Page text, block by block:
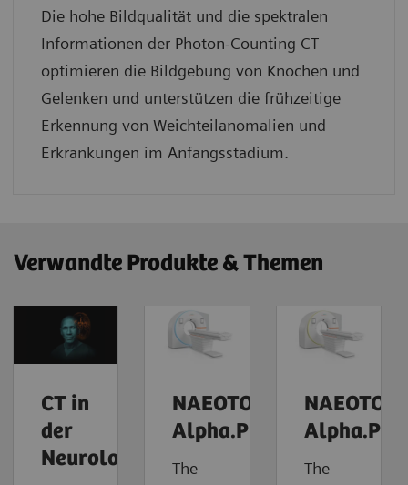
Die hohe Bildqualität und die spektralen
Informationen der Photon-Counting CT
optimieren die Bildgebung von Knochen und
Gelenken und unterstützen die frühzeitige
Erkennung von Weichteilanomalien und
Erkrankungen im Anfangsstadium.
Verwandte Produkte & Themen
CT in
der
Neurologie
NAEOTOM
Alpha.Prime
The
NAEOTOM
Alpha.Pro
The